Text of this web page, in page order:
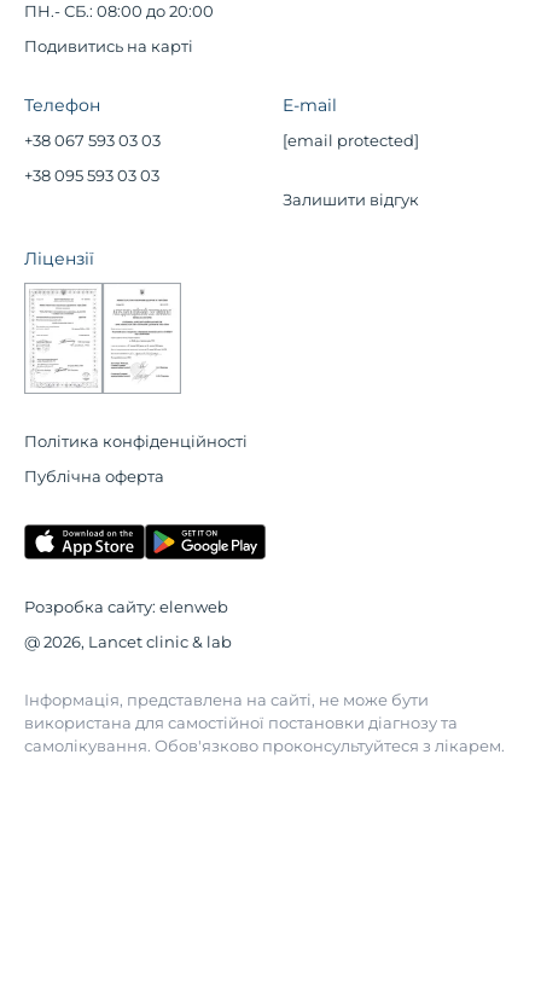
ПН.- СБ.: 08:00 до 20:00
Подивитись на карті
Телефон
+38 067 593 03 03
+38 095 593 03 03
E-mail
[email protected]
Залишити відгук
Ліцензії
Політика конфіденційності
Публічна оферта
Розробка сайту: elenweb
@ 2026, Lancet clinic & lab
Інформація, представлена на сайті, не може бути
використана для самостійної постановки діагнозу та
самолікування. Обов'язково проконсультуйтеся з лікарем.